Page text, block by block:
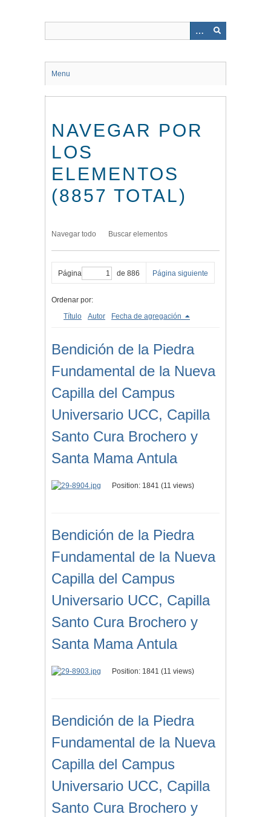
Menu
NAVEGAR POR
LOS
ELEMENTOS
(8857 TOTAL)
Navegar todo Buscar elementos
Página de 886 Página siguiente
Ordenar por:
Título
Autor Fecha de agregación
Bendición de la Piedra
Fundamental de la Nueva
Capilla del Campus
Universario UCC, Capilla
Santo Cura Brochero y
Santa Mama Antula
Position: 1841 (11 views)
Bendición de la Piedra
Fundamental de la Nueva
Capilla del Campus
Universario UCC, Capilla
Santo Cura Brochero y
Santa Mama Antula
Position: 1841 (11 views)
Bendición de la Piedra
Fundamental de la Nueva
Capilla del Campus
Universario UCC, Capilla
Santo Cura Brochero y